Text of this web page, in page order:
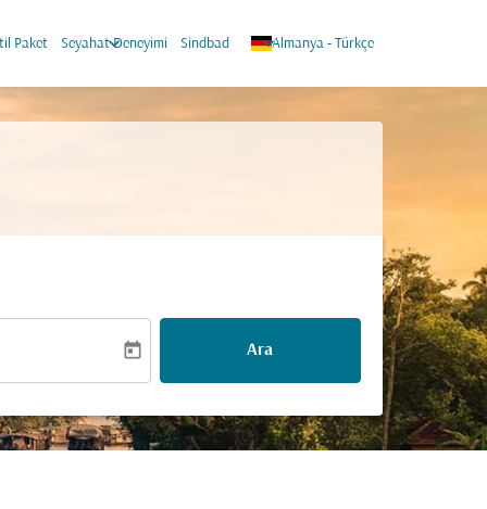
Paket Seyahat Deneyimi
keyboard_arrow_down Sindbad Almanya - Türkçe
keyboard_arrow_down
today Ara